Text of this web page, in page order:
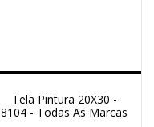
Tela Pintura 20X30 -
8104 - Todas As Marcas